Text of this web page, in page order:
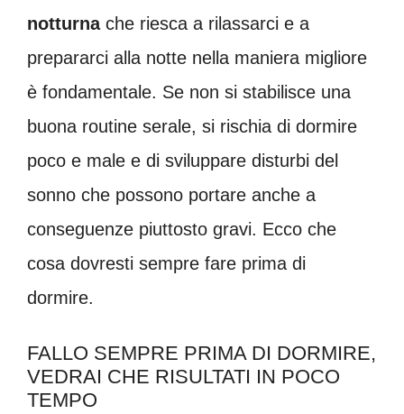
notturnache riesca a rilassarci e a
prepararci alla notte nella maniera migliore
è fondamentale. Se non si stabilisce una
buona routine serale, si rischia di dormire
poco e male e di sviluppare disturbi del
sonno che possono portare anche a
conseguenze piuttosto gravi. Ecco che
cosa dovresti sempre fare prima di
dormire.
FALLO SEMPRE PRIMA DI DORMIRE,
VEDRAI CHE RISULTATI IN POCO
TEMPO